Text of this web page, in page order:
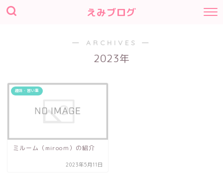
えみブログ
― ARCHIVES ―
2023年
趣味・習い事
ミルーム（mirooｍ）の紹介
2023年5月11日